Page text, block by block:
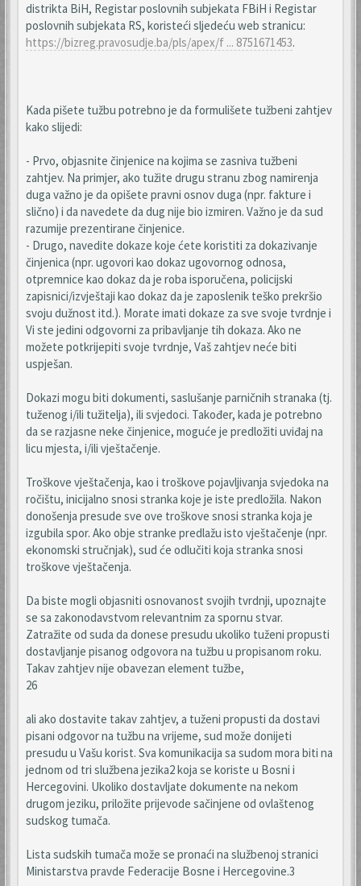
distrikta BiH, Registar poslovnih subjekata FBiH i Registar
poslovnih subjekata RS, koristeći sljedeću web stranicu:
https://bizreg.pravosudje.ba/pls/apex/f ... 8751671453.
Kada pišete tužbu potrebno je da formulišete tužbeni zahtjev
kako slijedi:
- Prvo, objasnite činjenice na kojima se zasniva tužbeni
zahtjev. Na primjer, ako tužite drugu stranu zbog namirenja
duga važno je da opišete pravni osnov duga (npr. fakture i
slično) i da navedete da dug nije bio izmiren. Važno je da sud
razumije prezentirane činjenice.
- Drugo, navedite dokaze koje ćete koristiti za dokazivanje
činjenica (npr. ugovori kao dokaz ugovornog odnosa,
otpremnice kao dokaz da je roba isporučena, policijski
zapisnici/izvještaji kao dokaz da je zaposlenik teško prekršio
svoju dužnost itd.). Morate imati dokaze za sve svoje tvrdnje i
Vi ste jedini odgovorni za pribavljanje tih dokaza. Ako ne
možete potkrijepiti svoje tvrdnje, Vaš zahtjev neće biti
uspješan.
Dokazi mogu biti dokumenti, saslušanje parničnih stranaka (tj.
tuženog i/ili tužitelja), ili svjedoci. Također, kada je potrebno
da se razjasne neke činjenice, moguće je predložiti uviđaj na
licu mjesta, i/ili vještačenje.
Troškove vještačenja, kao i troškove pojavljivanja svjedoka na
ročištu, inicijalno snosi stranka koje je iste predložila. Nakon
donošenja presude sve ove troškove snosi stranka koja je
izgubila spor. Ako obje stranke predlažu isto vještačenje (npr.
ekonomski stručnjak), sud će odlučiti koja stranka snosi
troškove vještačenja.
Da biste mogli objasniti osnovanost svojih tvrdnji, upoznajte
se sa zakonodavstvom relevantnim za spornu stvar.
Zatražite od suda da donese presudu ukoliko tuženi propusti
dostavljanje pisanog odgovora na tužbu u propisanom roku.
Takav zahtjev nije obavezan element tužbe,
26
ali ako dostavite takav zahtjev, a tuženi propusti da dostavi
pisani odgovor na tužbu na vrijeme, sud može donijeti
presudu u Vašu korist. Sva komunikacija sa sudom mora biti na
jednom od tri službena jezika2 koja se koriste u Bosni i
Hercegovini. Ukoliko dostavljate dokumente na nekom
drugom jeziku, priložite prijevode sačinjene od ovlaštenog
sudskog tumača.
Lista sudskih tumača može se pronaći na službenoj stranici
Ministarstva pravde Federacije Bosne i Hercegovine.3